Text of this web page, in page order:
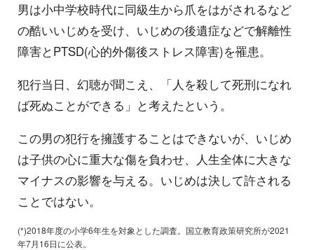
男は小中学校時代に同級生から爪をはがされるなど
の酷いいじめを受け、いじめの後遺症などで解離性
障害とPTSD(心的外傷後ストレス障害)を罹患。
犯行当日、幻聴が聞こえ、「人を殺して死刑になれ
ば死ぬことができる」と考えたという。
この男の犯行を擁護することはできないが、いじめ
は子供の心に重大な傷を負わせ、人生全体に大きな
マイナスの影響を与える。いじめは決して許される
ことではない。
(*)2018年度の小学6年生を対象とした調査。国立教育政策研究所が2021
年7月16日に公表。